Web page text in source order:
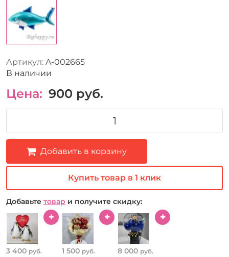
Артикул: A-002665
В наличии
Цена: 900 руб.
Добавить в корзину
Купить товар в 1 клик
Добавьте товар и получите скидку:
3 400 руб. 1 500 руб. 8 000 руб.